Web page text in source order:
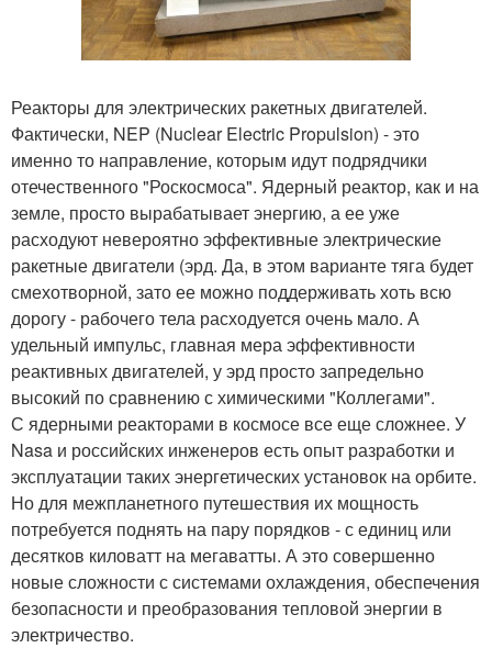
Реакторы для электрических ракетных двигателей.
Фактически, NEP (Nuclear Electric Propulsion) - это
именно то направление, которым идут подрядчики
отечественного "Роскосмоса". Ядерный реактор, как и на
земле, просто вырабатывает энергию, а ее уже
расходуют невероятно эффективные электрические
ракетные двигатели (эрд. Да, в этом варианте тяга будет
смехотворной, зато ее можно поддерживать хоть всю
дорогу - рабочего тела расходуется очень мало. А
удельный импульс, главная мера эффективности
реактивных двигателей, у эрд просто запредельно
высокий по сравнению с химическими "Коллегами".
С ядерными реакторами в космосе все еще сложнее. У
Nasa и российских инженеров есть опыт разработки и
эксплуатации таких энергетических установок на орбите.
Но для межпланетного путешествия их мощность
потребуется поднять на пару порядков - с единиц или
десятков киловатт на мегаватты. А это совершенно
новые сложности с системами охлаждения, обеспечения
безопасности и преобразования тепловой энергии в
электричество.